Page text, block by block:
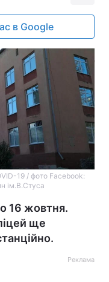
в Google
19 / фото Facebook:
ім.В.Стуса
16 жовтня.
ще
Реклама